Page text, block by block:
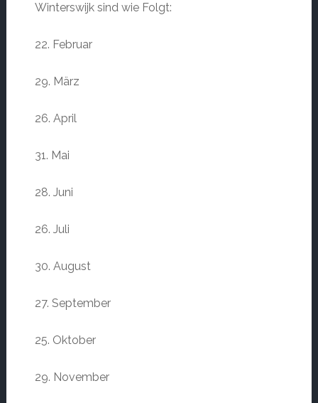
Winterswijk sind wie Folgt:
22. Februar
29. März
26. April
31. Mai
28. Juni
26. Juli
30. August
27. September
25. Oktober
29. November